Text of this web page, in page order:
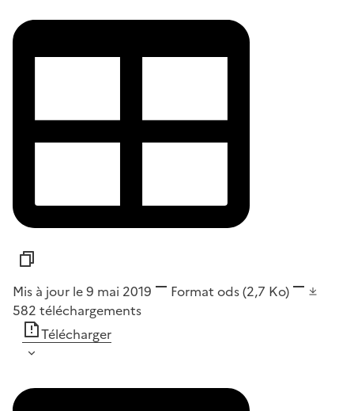
Mis à jour le 9 mai 2019 Format ods(2,7 Ko)
582 téléchargements
Télécharger